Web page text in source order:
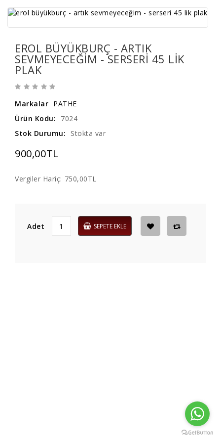
EROL BÜYÜKBURÇ - ARTIK
SEVMEYECEĞIM - SERSERI 45 LIK
PLAK
Markalar PATHE
Ürün Kodu:
7024
Stok Durumu:
Stokta var
900,00TL
Vergiler Hariç: 750,00TL
Adet SEPETE EKLE